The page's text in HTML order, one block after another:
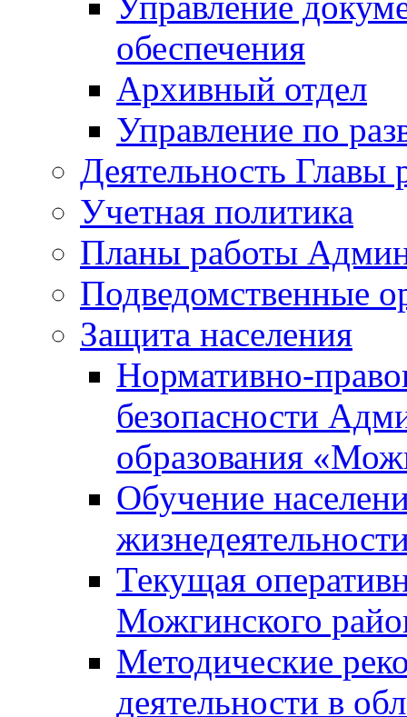
обеспечения
Архивный отдел
Управление по
Деятельность Главы
Учетная политика
Планы работы
Подведомственные
Защита населения
Нормативно-
безопасности
образования
Обучение
Текущая
Можгинского
Методические
деятельности в